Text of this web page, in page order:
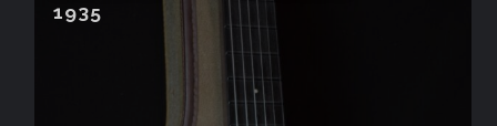
1935